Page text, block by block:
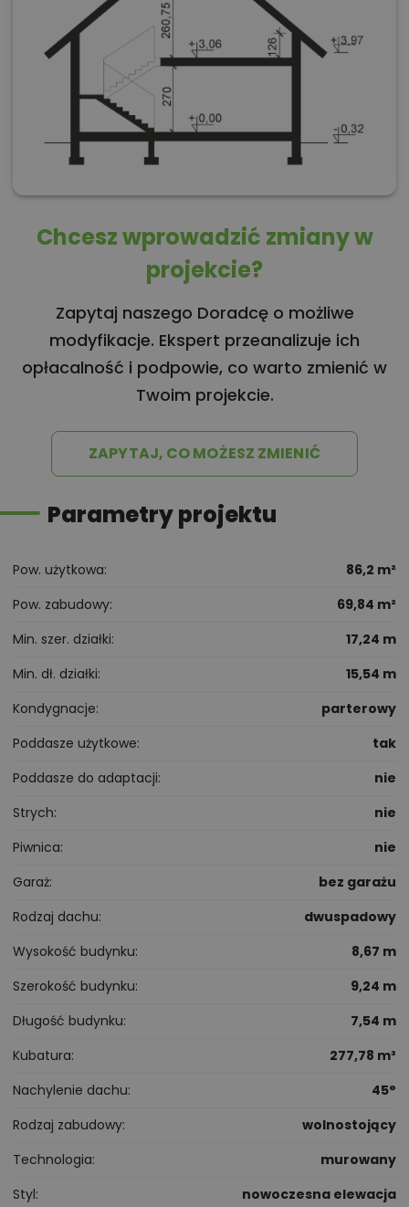
Chcesz wprowadzić zmiany w
projekcie?
Zapytaj naszego Doradcę o możliwe
modyfikacje. Ekspert przeanalizuje ich
opłacalność i podpowie, co warto zmienić w
Twoim projekcie.
ZAPYTAJ, CO MOŻESZ ZMIENIĆ
Parametry projektu
Pow. użytkowa
86,2 m²
Pow. zabudowy
69,84 m²
Min. szer. działki
17,24 m
Min. dł. działki
15,54 m
Kondygnacje
parterowy
Poddasze użytkowe
tak
Poddasze do adaptacji
nie
Strych
nie
Piwnica
nie
Garaż
bez garażu
Rodzaj dachu
dwuspadowy
Wysokość budynku
8,67 m
Szerokość budynku
9,24 m
Długość budynku
7,54 m
Kubatura
277,78 m³
Nachylenie dachu
45°
Rodzaj zabudowy
wolnostojący
Technologia
murowany
Styl
nowoczesna elewacja